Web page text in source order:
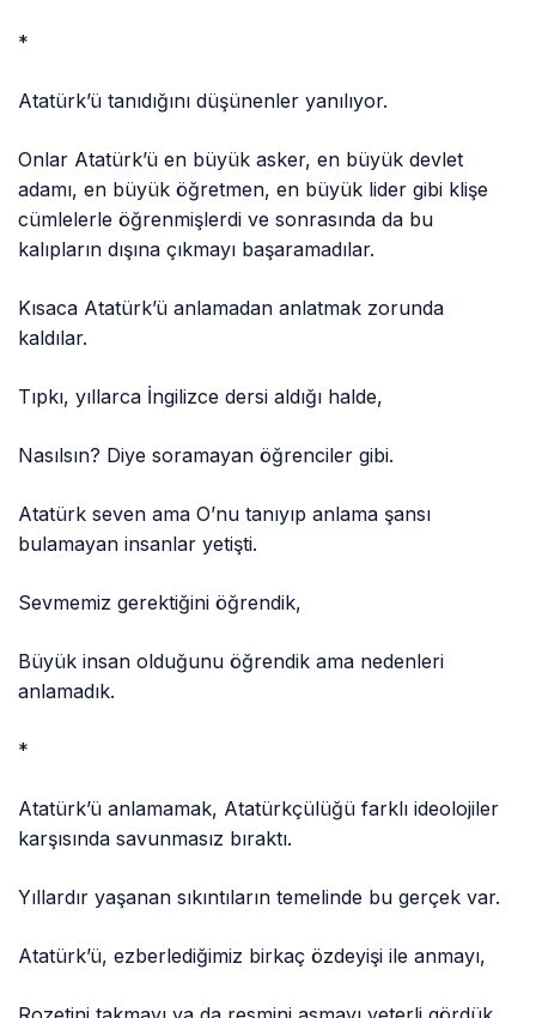
*
Atatürk’ü tanıdığını düşünenler yanılıyor.
Onlar Atatürk’ü en büyük asker, en büyük devlet
adamı, en büyük öğretmen, en büyük lider gibi klişe
cümlelerle öğrenmişlerdi ve sonrasında da bu
kalıpların dışına çıkmayı başaramadılar.
Kısaca Atatürk’ü anlamadan anlatmak zorunda
kaldılar.
Tıpkı, yıllarca İngilizce dersi aldığı halde,
Nasılsın? Diye soramayan öğrenciler gibi.
Atatürk seven ama O’nu tanıyıp anlama şansı
bulamayan insanlar yetişti.
Sevmemiz gerektiğini öğrendik,
Büyük insan olduğunu öğrendik ama nedenleri
anlamadık.
*
Atatürk’ü anlamamak, Atatürkçülüğü farklı ideolojiler
karşısında savunmasız bıraktı.
Yıllardır yaşanan sıkıntıların temelinde bu gerçek var.
Atatürk’ü, ezberlediğimiz birkaç özdeyişi ile anmayı,